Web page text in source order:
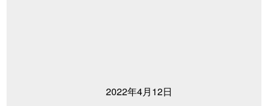
2022年4月12日